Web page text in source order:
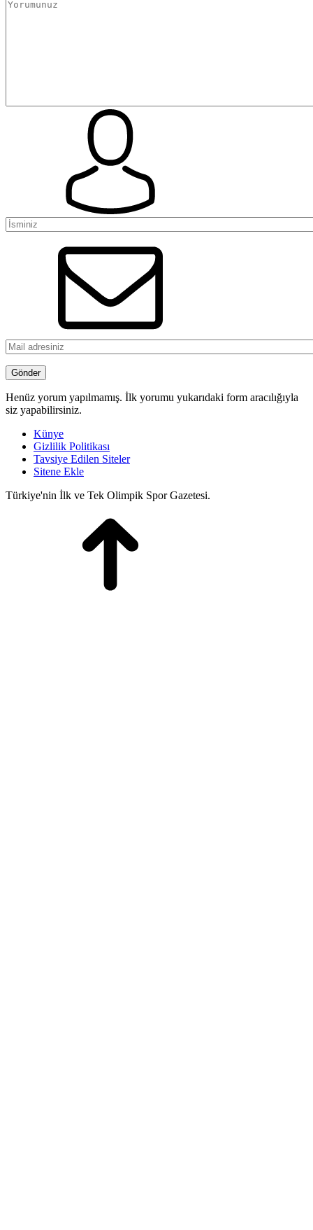
Henüz yorum yapılmamış. İlk yorumu yukarıdaki form aracılığıyla
siz yapabilirsiniz.
Künye
Gizlilik Politikası
Tavsiye Edilen Siteler
Sitene Ekle
Türkiye'nin İlk ve Tek Olimpik Spor Gazetesi.